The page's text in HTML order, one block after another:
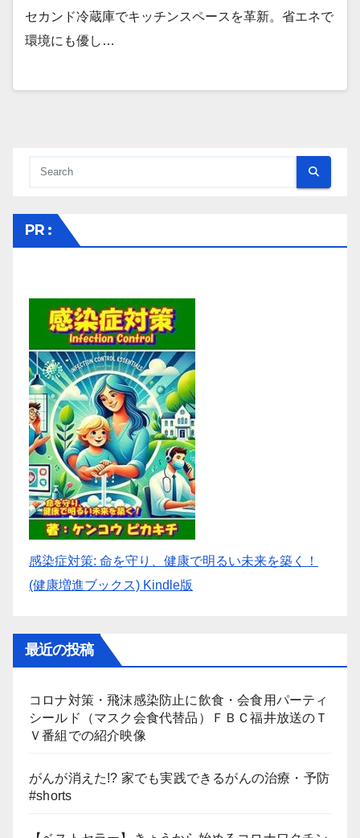
セカンド冷蔵庫でキッチンスペースを革新。省エネで
環境にも優し…
PR :
感染症対策: 命を守り、健康で明るい未来を築く！
(健康増進ブックス) Kindle版
最近の投稿
コロナ対策・飛沫感染防止に飲食・会食用パーティ
シールド（マスク会食代替品）ＦＢＣ福井放送のＴ
Ｖ番組での紹介映像
がんが消えた!? 家でも実践できるがんの治療・予防
#shorts